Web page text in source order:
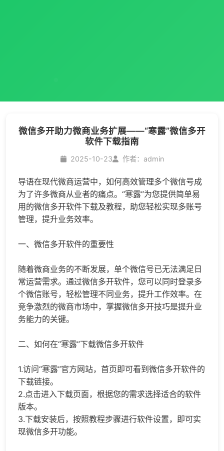
微信多开助力微商业务扩展——“寒露”微信多开
软件下载指南
2025-10-23 作者：admin
导语在现代微商运营中，如何高效管理多个微信号成
为了许多微商从业者的痛点。“寒露”为您提供简单易
用的微信多开软件下载及教程，助您轻松实现多账号
管理，提升业务效率。
一、 微信多开软件的重要性
随着微商业务的不断发展，单个微信号已无法满足日
常运营需求。通过微信多开软件，您可以同时登录多
个微信账号，轻松管理不同业务，提升工作效率。在
竞争激烈的微商市场中，掌握微信多开技巧是提升业
务能力的关键。
二、如何在“寒露”下载微信多开软件
1.访问“寒露”官方网站，首页即可看到微信多开软件的
下载链接。
2.点击进入下载页面，根据您的需求选择适合的软件
版本。
3.下载安装后，按照教程步骤进行软件设置，即可实
现微信多开功能。